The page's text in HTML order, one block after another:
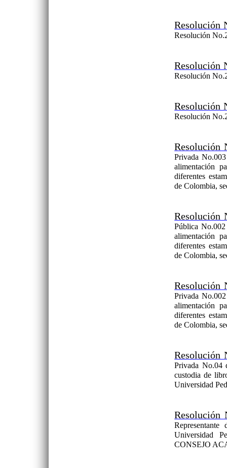
Resolución
Resolución
Resolución
Resolución
Resolución
Resolución
Resolución
Privada
alimentación
diferentes
de Colombia,
Resolución
Pública
alimentación
diferentes
de Colombia,
Resolución
Privada
alimentación
diferentes
de Colombia,
Resolución
Privada No.04
custodia de
Universidad
Resolución
Universidad
CONSEJO